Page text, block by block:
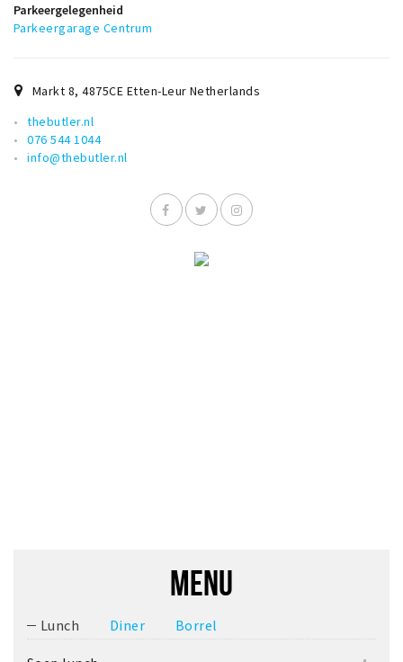
Parkeergelegenheid
Parkeergarage Centrum
Markt 8,4875CE Etten-Leur Netherlands
thebutler.nl
076 544 1044
info@thebutler.nl
MENU
Lunch Diner Borrel